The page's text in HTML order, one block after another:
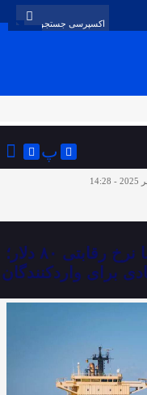
پ
حمل خرده بار از چین به ایران با نرخ رقابتی ۸۰ دلار؛
برای واردکنندگان